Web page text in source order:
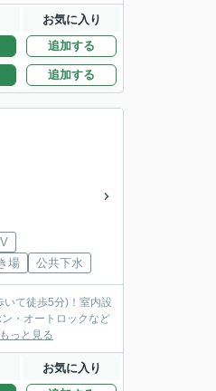
お気に入り
追加する
追加する
場 公共下水
て徒歩5分)！室内設
・オートロックなど
もっと見る
お気に入り